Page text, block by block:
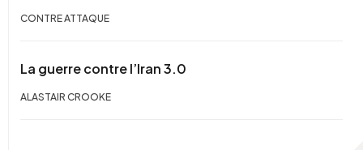
CONTRE ATTAQUE
La guerre contre l’Iran 3.0
ALASTAIR CROOKE